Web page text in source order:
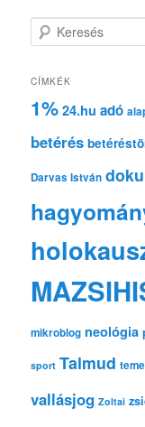
e
e
é
CÍMKÉK
1% 24.hu adó
betérés
Darvas István
mikroblog neológia
sport Talmud
vallásjog Zoltai